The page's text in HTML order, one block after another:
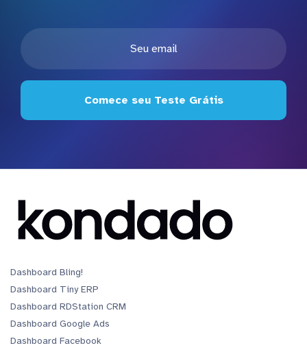
Comece seu Teste Grátis
Dashboard Bling!
Dashboard Tiny ERP
Dashboard RDStation CRM
Dashboard Google Ads
Dashboard Facebook